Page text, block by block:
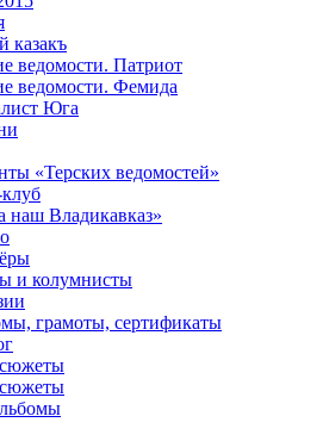
казакъ
ведомости. Патриот
ведомости. Фемида
Юга
«Терских ведомостей»
наш Владикавказ»
и колумнисты
грамоты, сертификаты